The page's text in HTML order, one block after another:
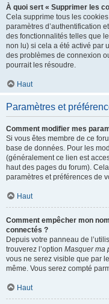
À quoi sert « Supprimer les
Cela supprime tous les
paramètres d’authentification
des fonctionnalités telles que
non lu) si cela a été activé par
des problèmes de connexion
pourrait les résoudre.
Haut
Paramètres et
Comment modifier mes
Si vous êtes membre de ce
base de données. Pour les
(généralement ce lien est
haut des pages du forum).
paramètres et préférences de
Haut
Comment empêcher mon
connectés ?
Depuis votre panneau de
trouverez l’option Masquer ma
vous ne serez visible que par
même. Vous serez compté
Haut